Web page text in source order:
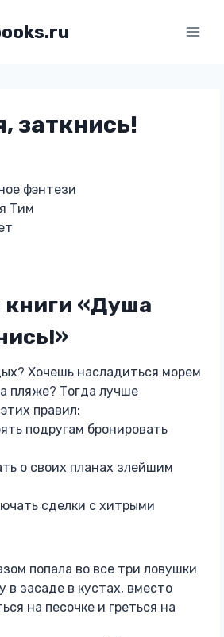
заткнись!
фэнтези
Тим
книги «Душа
Хочешь насладиться морем
пляже? Тогда лучше
правил:
подругам бронировать
о своих планах злейшим
сделки с хитрыми
попала во все три ловушки
в засаде в кустах, вместо
на песочке и греться на